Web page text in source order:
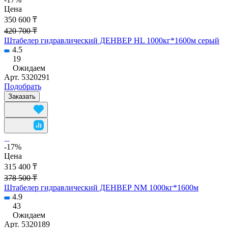
Цена
350 600 ₸
420 700 ₸
Штабелер гидравлический ДЕНВЕР HL 1000кг*1600м серый
4.5
19
Ожидаем
Арт. 5320291
Подобрать
Заказать
-17%
Цена
315 400 ₸
378 500 ₸
Штабелер гидравлический ДЕНВЕР NM 1000кг*1600м
4.9
43
Ожидаем
Арт. 5320189